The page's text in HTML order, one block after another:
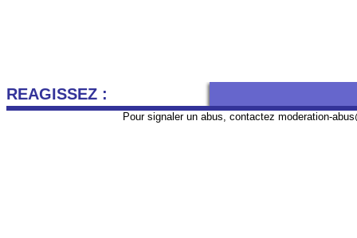
REAGISSEZ :
Pour signaler un abus, contactez moderation-